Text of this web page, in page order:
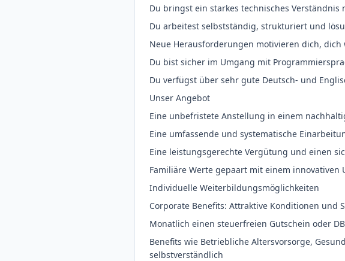
Du bringst ein starkes technisches
Du arbeitest selbstständig, strukturiert und
Neue Herausforderungen motivieren dich,
Du bist sicher im Umgang mit
Du verfügst über sehr gute Deutsch- und
Unser Angebot
Eine unbefristete Anstellung in einem
Eine umfassende und systematische
Eine leistungsgerechte Vergütung und einen
Familiäre Werte gepaart mit einem innovativen
Individuelle Weiterbildungsmöglichkeiten
Corporate Benefits: Attraktive Konditionen und
Monatlich einen steuerfreien Gutschein oder
Benefits wie Betriebliche Altersvorsorge,
selbstverständlich